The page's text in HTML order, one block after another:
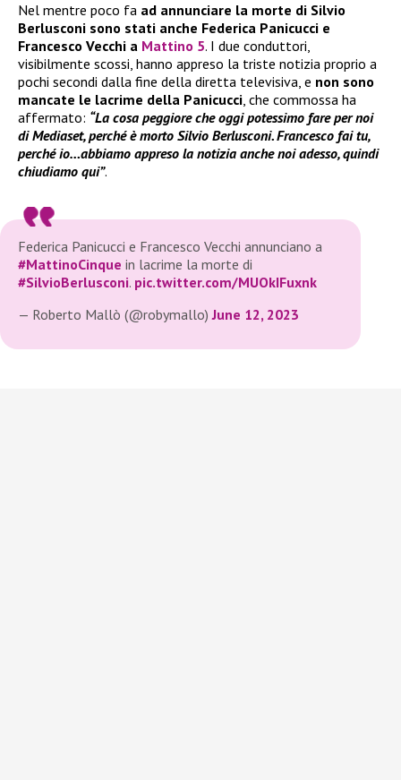
Nel mentre poco fa ad annunciare la morte di Silvio
Berlusconi sono stati anche Federica Panicucci e
Francesco Vecchi a Mattino 5. I due conduttori,
visibilmente scossi, hanno appreso la triste notizia proprio a
pochi secondi dalla fine della diretta televisiva, e non sono
mancate le lacrime della Panicucci, che commossa ha
affermato: “La cosa peggiore che oggi potessimo fare per noi
di Mediaset, perché è morto Silvio Berlusconi. Francesco fai tu,
perché io…abbiamo appreso la notizia anche noi adesso, quindi
chiudiamo qui”.
Federica Panicucci e Francesco Vecchi annunciano a
#MattinoCinque in lacrime la morte di
#SilvioBerlusconi. pic.twitter.com/MUOkIFuxnk
— Roberto Mallò (@robymallo)June 12, 2023